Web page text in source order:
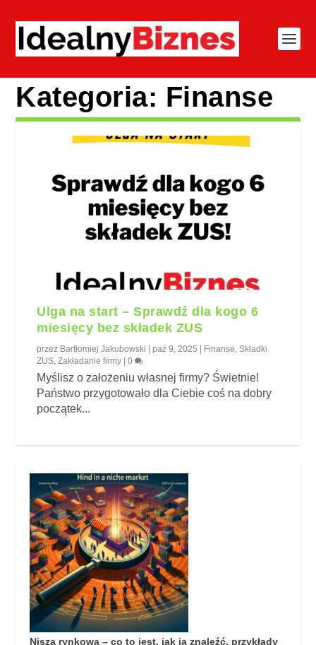
Kategoria: Finanse
Ulga na start – Sprawdź dla kogo 6
miesięcy bez składek ZUS
przez Bartłomiej Jakubowski |paź 9, 2025 | Finanse ,Składki
ZUS ,Zakładanie firmy |0
Myślisz o założeniu własnej firmy? Świetnie!
Państwo przygotowało dla Ciebie coś na dobry
początek...
Nisza rynkowa – co to jest, jak ja znaleźć, przykłady